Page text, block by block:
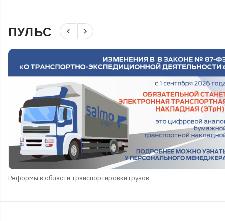
ПУЛЬС navigate_before navigate_next
Реформы в области транспортировки грузов